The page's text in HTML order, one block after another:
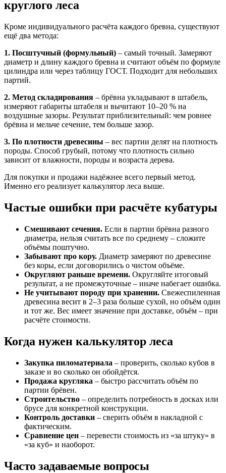
круглого леса
Кроме индивидуального расчёта каждого бревна, существуют
ещё два метода:
1. Посштучный (формульный) – самый точный. Замеряют
диаметр и длину каждого бревна и считают объём по формуле
цилиндра или через таблицу ГОСТ. Подходит для небольших
партий.
2. Метод складирования – брёвна укладывают в штабель,
измеряют габариты штабеля и вычитают 10–20 % на
воздушные зазоры. Результат приблизительный: чем ровнее
брёвна и мельче сечение, тем больше зазор.
3. По плотности древесины – вес партии делят на плотность
породы. Способ грубый, потому что плотность сильно
зависит от влажности, породы и возраста дерева.
Для покупки и продажи надёжнее всего первый метод.
Именно его реализует калькулятор леса выше.
Частые ошибки при расчёте кубатуры
Смешивают сечения. Если в партии брёвна разного
диаметра, нельзя считать все по среднему – сложите
объёмы поштучно.
Забывают про кору. Диаметр замеряют по древесине
без коры, если договорились о чистом объёме.
Округляют раньше времени. Округляйте итоговый
результат, а не промежуточные – иначе набегает ошибка.
Не учитывают породу при хранении. Свежеспиленная
древесина весит в 2–3 раза больше сухой, но объём один
и тот же. Вес имеет значение при доставке, объём – при
расчёте стоимости.
Когда нужен калькулятор леса
Закупка пиломатериала – проверить, сколько кубов в
заказе и во сколько он обойдётся.
Продажа кругляка – быстро рассчитать объём по
партии брёвен.
Строительство – определить потребность в досках или
брусе для конкретной конструкции.
Контроль доставки – сверить объём в накладной с
фактическим.
Сравнение цен – перевести стоимость из «за штуку» в
«за куб» и наоборот.
Часто задаваемые вопросы